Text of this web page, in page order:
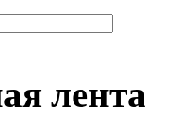
лента